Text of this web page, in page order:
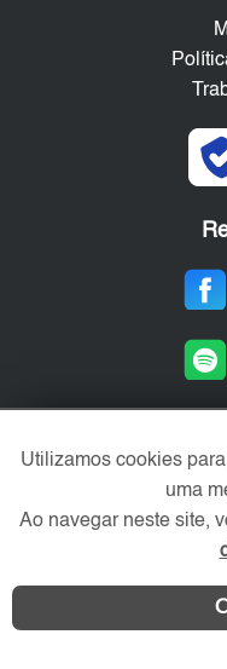
WhatsApp
Área
Utilizamos cookies
uma
Ao navegar neste site,